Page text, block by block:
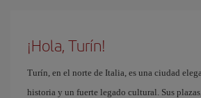
¡Hola, Turín!
Turín, en el norte de Italia, es una ciudad
historia y un fuerte legado cultural. Sus